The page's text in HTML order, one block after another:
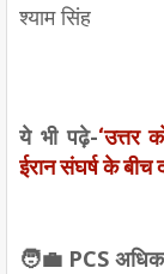
श्याम सिंह
अपर
ये भी पढ़े-‘उत्तर
ईरान संघर्ष के बीच
🧑‍💼 PCS